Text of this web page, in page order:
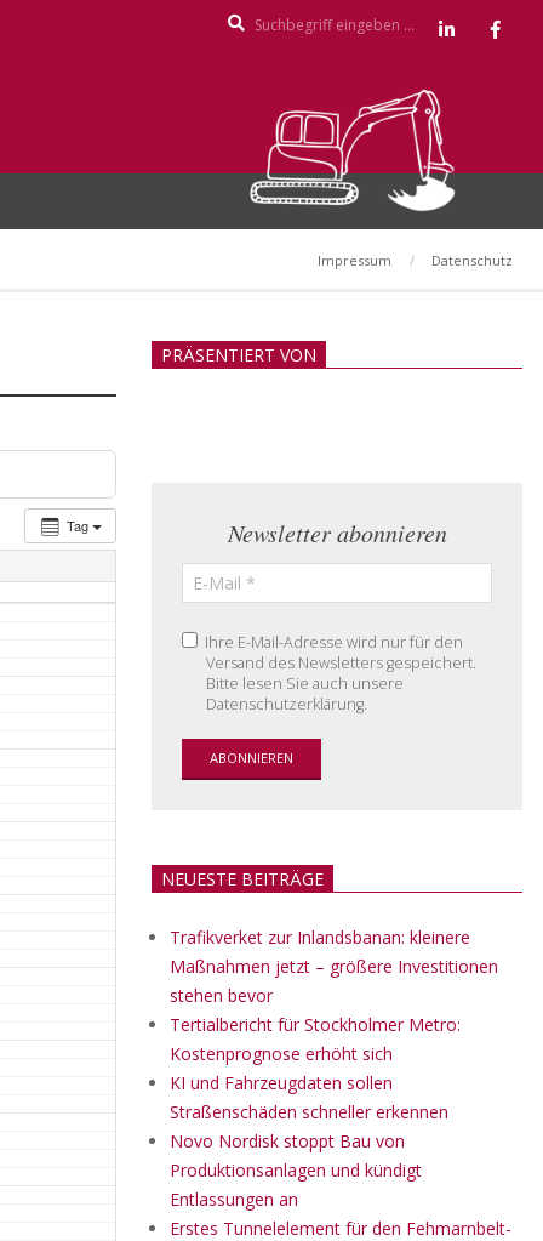
Impressum Datenschutz
Tag
PRÄSENTIERT VON
Newsletter abonnieren
Ihre E-Mail-Adresse wird nur für den
Versand des Newsletters gespeichert.
Bitte lesen Sie auch unsere
Datenschutzerklärung.
NEUESTE BEITRÄGE
Trafikverket zur Inlandsbanan: kleinere
Maßnahmen jetzt – größere Investitionen
stehen bevor
Tertialbericht für Stockholmer Metro:
Kostenprognose erhöht sich
KI und Fahrzeugdaten sollen
Straßenschäden schneller erkennen
Novo Nordisk stoppt Bau von
Produktionsanlagen und kündigt
Entlassungen an
Erstes Tunnelelement für den Fehmarnbelt-